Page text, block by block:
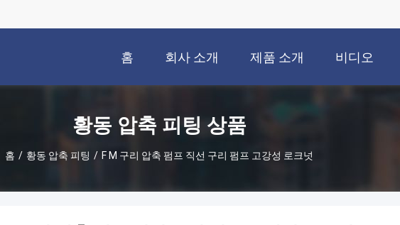
홈 회사 소개 제품 소개 비디오
황동 압축 피팅 상품
홈 / 황동 압축 피팅 / F M 구리 압축 펌프 직선 구리 펌프 고강성 로크넛